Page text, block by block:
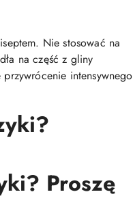
Nie stosować na
na część z gliny
intensywnego
Proszę